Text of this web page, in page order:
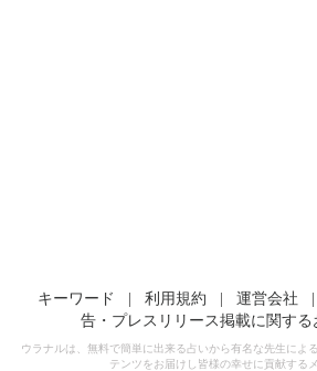
キーワード | 利用規約 | 運営会社 |
告・プレスリリース掲載に関す
ウラナルは、無料で簡単に出来る占いから有名な先生によ
テンツをお届けし皆様の幸せに貢献する